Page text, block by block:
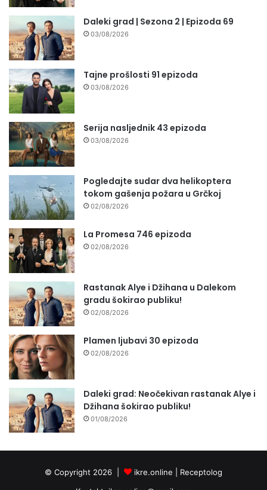
Daleki grad | Sezona 2 | Epizoda 69
03/08/2026
Tajne prošlosti 91 epizoda
03/08/2026
Serija nasljednik 43 epizoda
03/08/2026
Pogledajte sudar dva helikoptera
tokom gašenja požara u Grčkoj
02/08/2026
La Promesa 746 epizoda
02/08/2026
Rastanak Alye i Džihana u Dalekom
gradu šokirao publiku!
02/08/2026
Plamen ljubavi 30 epizoda
02/08/2026
Daleki grad: Neočekivan rastanak Alye i
Džihana šokirao publiku!
01/08/2026
© Copyright 2026 | ikre.online | Receptolog